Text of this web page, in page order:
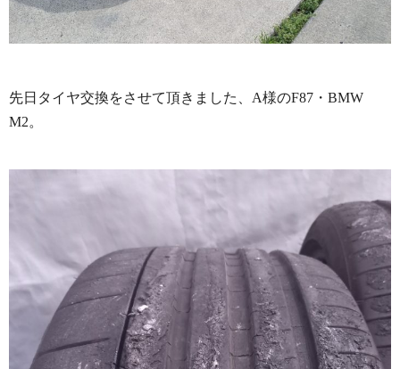
先日タイヤ交換をさせて頂きました、A様のF87・BMW
M2。